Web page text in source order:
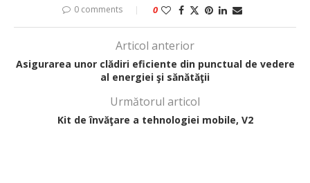
0 comments 0
Articol anterior
Asigurarea unor clădiri eficiente din punctual de vedere
al energiei şi sănătăţii
Următorul articol
Kit de învăţare a tehnologiei mobile, V2